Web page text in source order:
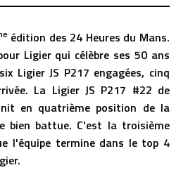
édition des 24 Heures du Mans.
Ligier qui célèbre ses 50 ans
Ligier JS P217 engagées, cinq
La Ligier JS P217 #22 de
en quatrième position de la
bien battue. C'est la troisième
l'équipe termine dans le top 4